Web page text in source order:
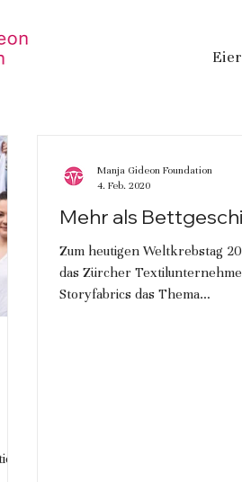
Mehr als
Zum heutigen Weltkrebstag
das Zürcher
Storyfabrics das Thema
Manja Gideon Foundation
4. Feb. 2020